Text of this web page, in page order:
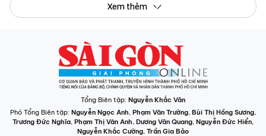
Xem thêm
Tổng Biên tập: Nguyễn Khắc Văn
Phó Tổng Biên tập: Nguyễn Ngọc Anh, Phạm Văn Trường, Bùi Thị Hồng Sương,
Trương Đức Nghĩa, Phạm Thị Vân Anh, Dương Văn Quang, Nguyễn Đức Hiển,
Nguyễn Khắc Cường, Trần Gia Bảo